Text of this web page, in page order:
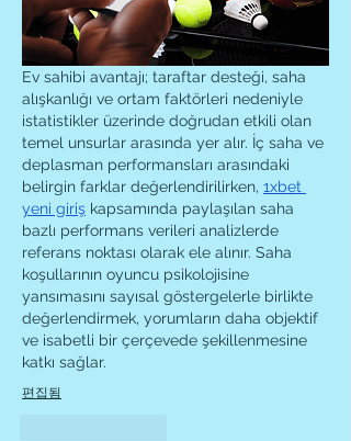
Ev sahibi avantajı; taraftar desteği, saha
alışkanlığı ve ortam faktörleri nedeniyle
istatistikler üzerinde doğrudan etkili olan
temel unsurlar arasında yer alır. İç saha ve
deplasman performansları arasındaki
belirgin farklar değerlendirilirken, 1xbet
yeni giriş kapsamında paylaşılan saha
bazlı performans verileri analizlerde
referans noktası olarak ele alınır. Saha
koşullarının oyuncu psikolojisine
yansımasını sayısal göstergelerle birlikte
değerlendirmek, yorumların daha objektif
ve isabetli bir çerçevede şekillenmesine
katkı sağlar.
편집됨